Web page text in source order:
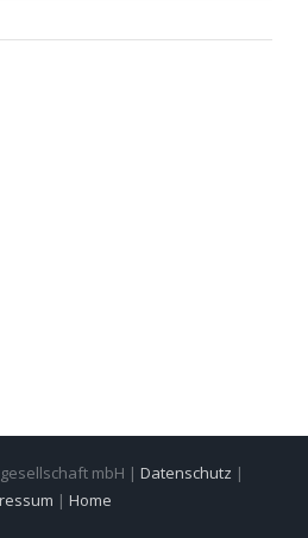
mbH | Datenschutz |
| Home